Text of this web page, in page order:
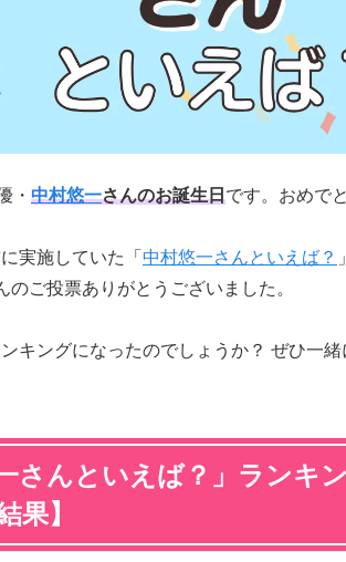
・ 中村悠一さんのお誕生日です。おめで
実施していた「 中村悠一さんといえば？
のご投票ありがとうございました。
キングになったのでしょうか？ ぜひ一
さんといえば？」ランキ
果】